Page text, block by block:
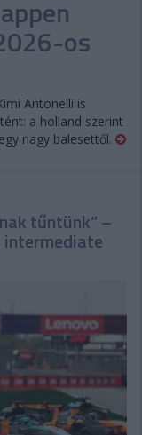
os
Antonelli is
a holland szerint
nagy balesettől.
tűntünk” –
intermediate